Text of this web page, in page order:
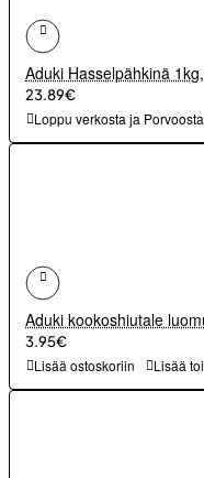
Aduki Hasselpähkinä
23.89€
Loppu verkosta ja Porvoosta
Aduki kookoshiutale
3.95€
Lisää ostoskoriin Lisää